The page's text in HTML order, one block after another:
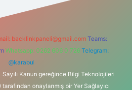
backlinkpaneli@gmail.com Teams:
Whatsapp: 0262 606 0 726 Telegram:
@karabul
Sayılı Kanun gereğince Bilgi Teknolojileri
onaylanmış bir Yer Sağlayıcı